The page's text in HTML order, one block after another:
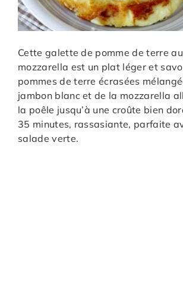
Cette galette de pomme de terre
mozzarella est un plat léger et
pommes de terre écrasées
jambon blanc et de la mozzarella
la poêle jusqu’à une croûte bien
35 minutes, rassasiante, parfaite
salade verte.